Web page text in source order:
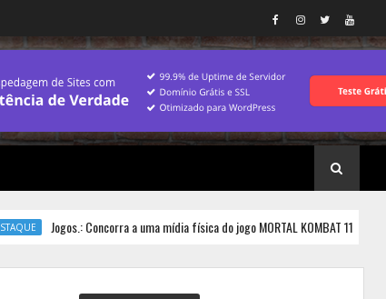
Jogos.: Concorra a uma mídia física do jogo MORTAL KOMBAT 11 para PS4!